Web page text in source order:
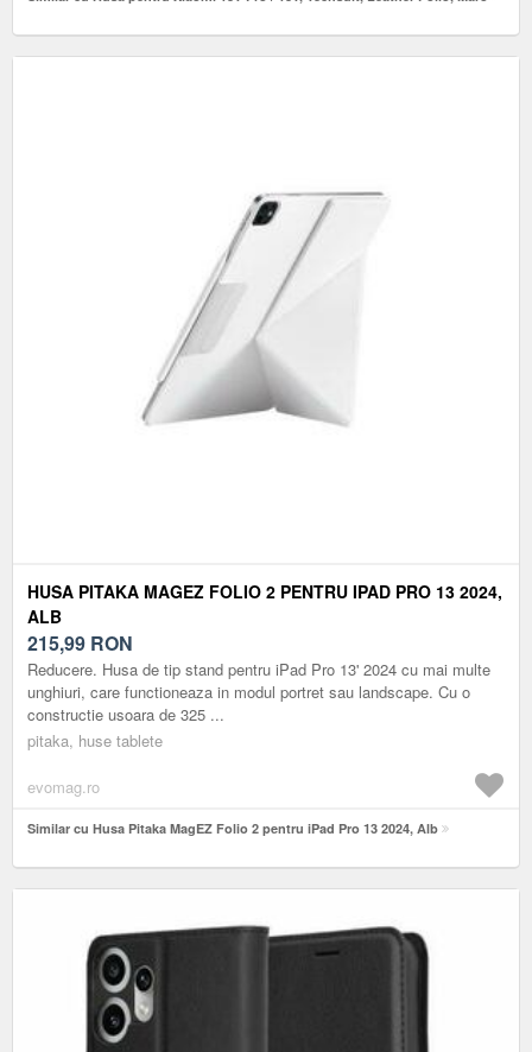
HUSA PITAKA MAGEZ FOLIO 2 PENTRU IPAD PRO 13 2024,
ALB
215,99 RON
Reducere. Husa de tip stand pentru iPad Pro 13' 2024 cu mai multe
unghiuri, care functioneaza in modul portret sau landscape. Cu o
constructie usoara de 325 ...
pitaka, huse tablete
evomag.ro
Similar cu Husa Pitaka MagEZ Folio 2 pentru iPad Pro 13 2024, Alb